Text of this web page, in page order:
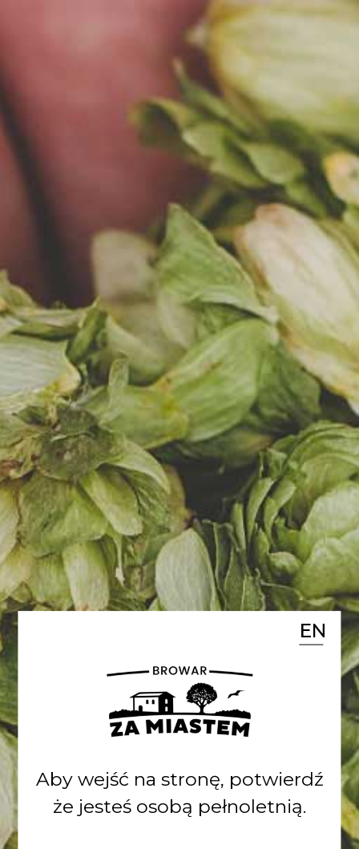
13.06.2023
BROWAR ZA MIASTEM,
PRZYJACIELE... I DOBRY
NASTRÓJ!
Czas na premierę Dobrego
Nastroju! Nasze najnowsze piwo
to owoc współpracy Browaru Za
Miastem z Kombinatem
Konopnym.
DobryNastrój - American Pale
Ale z suszem konopnym
Piwo pełne, zrównoważone ze
średnią goryczką i bogatym
aromatem. Wykorzystaliśmy 5
odmian chmielu oraz specjalnie
włóknistych. Konopie wniosły do
aromatu nuty cytrusów, żywicy
Aby wejść na stronę, potwierdź
że jesteś osobą pełnoletnią.
EN